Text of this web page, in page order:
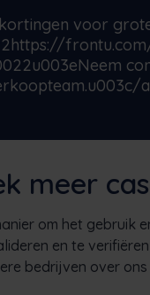
voor
meer
om het gebruik
en te
bedrijven over